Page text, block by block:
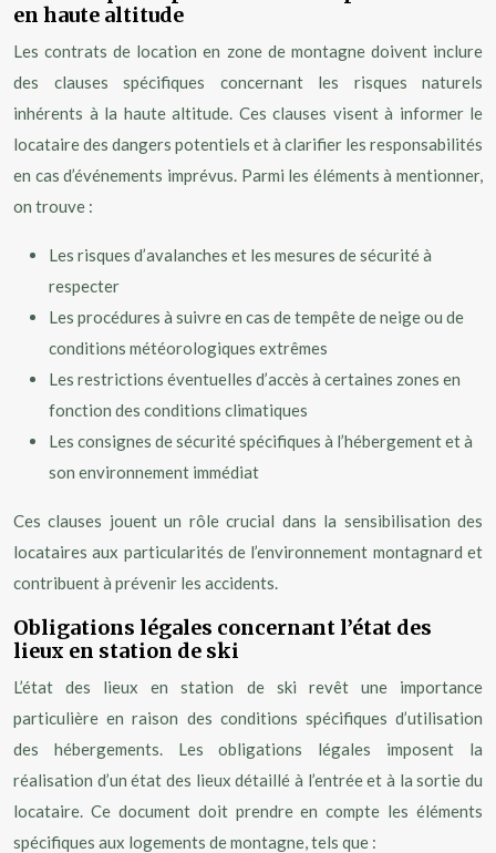
en haute altitude
Les contrats de location en zone de montagne doivent inclure
des clauses spécifiques concernant les risques naturels
inhérents à la haute altitude. Ces clauses visent à informer le
locataire des dangers potentiels et à clarifier les responsabilités
en cas d’événements imprévus. Parmi les éléments à mentionner,
on trouve :
Les risques d’avalanches et les mesures de sécurité à
respecter
Les procédures à suivre en cas de tempête de neige ou de
conditions météorologiques extrêmes
Les restrictions éventuelles d’accès à certaines zones en
fonction des conditions climatiques
Les consignes de sécurité spécifiques à l’hébergement et à
son environnement immédiat
Ces clauses jouent un rôle crucial dans la sensibilisation des
locataires aux particularités de l’environnement montagnard et
contribuent à prévenir les accidents.
Obligations légales concernant l’état des
lieux en station de ski
L’état des lieux en station de ski revêt une importance
particulière en raison des conditions spécifiques d’utilisation
des hébergements. Les obligations légales imposent la
réalisation d’un état des lieux détaillé à l’entrée et à la sortie du
locataire. Ce document doit prendre en compte les éléments
spécifiques aux logements de montagne, tels que :